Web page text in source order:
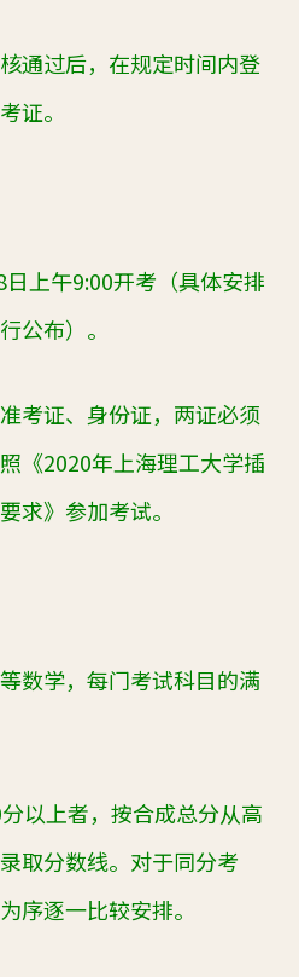
通过后，在规定时间内登
证。
日上午9:00开考（具体安排
公布）。
考证、身份证，两证必须
《2020年上海理工大学插
求》参加考试。
数学，每门考试科目的满
分以上者，按合成总分从高
取分数线。对于同分考
序逐一比较安排。